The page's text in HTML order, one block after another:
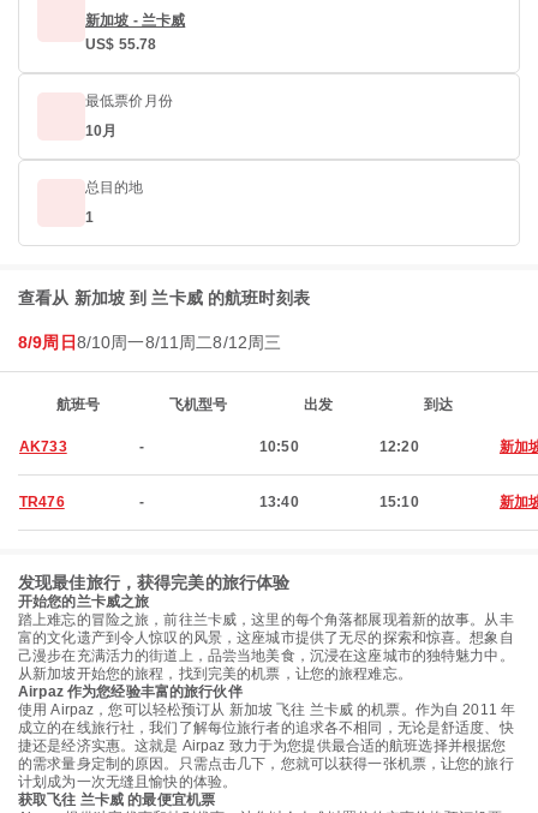
新加坡 - 兰卡威
US$ 55.78
最低票价月份
10月
总目的地
1
查看从 新加坡 到 兰卡威 的航班时刻表
8/9周日8/10周一8/11周二8/12周三
航班号 飞机型号 出发 到达
AK733 - 10:50 12:20 新加
TR476 - 13:40 15:10 新加
发现最佳旅行，获得完美的旅行体验
开始您的兰卡威之旅
踏上难忘的冒险之旅，前往兰卡威，这里的每个角落都展现着新的故事。从丰
富的文化遗产到令人惊叹的风景，这座城市提供了无尽的探索和惊喜。想象自
己漫步在充满活力的街道上，品尝当地美食，沉浸在这座城市的独特魅力中。
从新加坡开始您的旅程，找到完美的机票，让您的旅程难忘。
Airpaz 作为您经验丰富的旅行伙伴
使用 Airpaz，您可以轻松预订从 新加坡 飞往 兰卡威 的机票。作为自 2011 年
成立的在线旅行社，我们了解每位旅行者的追求各不相同，无论是舒适度、快
捷还是经济实惠。这就是 Airpaz 致力于为您提供最合适的航班选择并根据您
的需求量身定制的原因。只需点击几下，您就可以获得一张机票，让您的旅行
计划成为一次无缝且愉快的体验。
获取飞往 兰卡威 的最便宜机票